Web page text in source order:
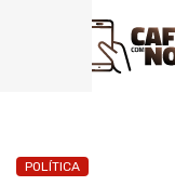
POLÍTICA